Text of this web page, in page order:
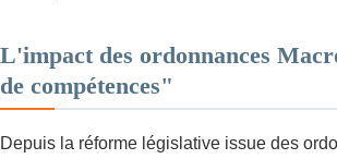
L'impact des ordonnances
de compétences"
Depuis la réforme législative issue des